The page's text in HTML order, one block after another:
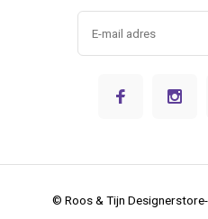
© Roos & Tijn Designerstore